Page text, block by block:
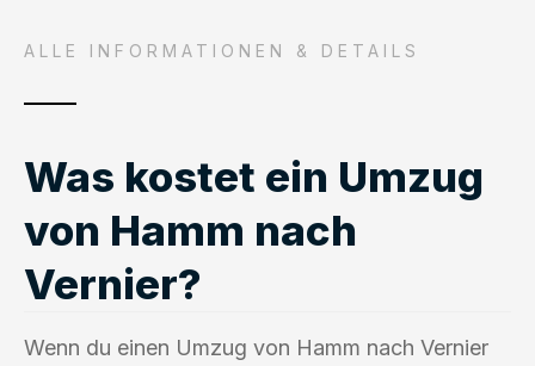
ALLE INFORMATIONEN & DETAILS
Was kostet ein Umzug
von Hamm nach
Vernier?
Wenn du einen Umzug von Hamm nach Vernier